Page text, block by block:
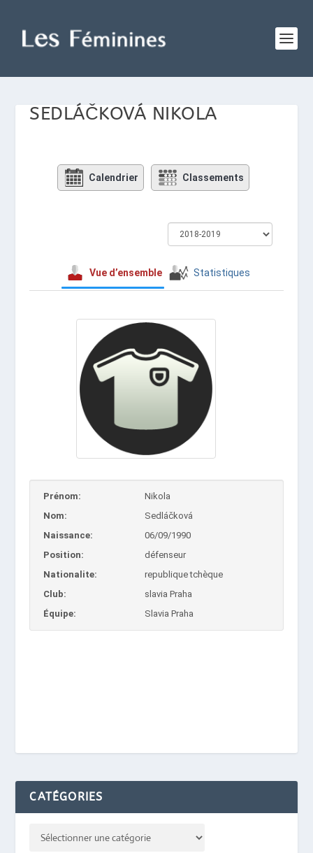
SEDLÁČKOVÁ NIKOLA
Calendrier Classements
Vue d’ensemble Statistiques
Prénom:
Nikola
Nom:
Sedláčková
Naissance:
06/09/1990
Position:
défenseur
Nationalite:
republique tchèque
Club:
slavia Praha
Équipe:
Slavia Praha
CATÉGORIES